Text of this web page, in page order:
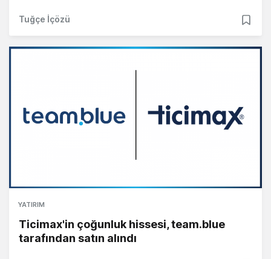
Tuğçe İçözü
YATIRIM
Ticimax'in çoğunluk hissesi, team.blue
tarafından satın alındı